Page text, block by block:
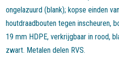
ongelazuurd (blank); kopse einden
houtdraadbouten tegen inscheuren,
19 mm HDPE, verkrijgbaar in rood,
zwart. Metalen delen RVS.